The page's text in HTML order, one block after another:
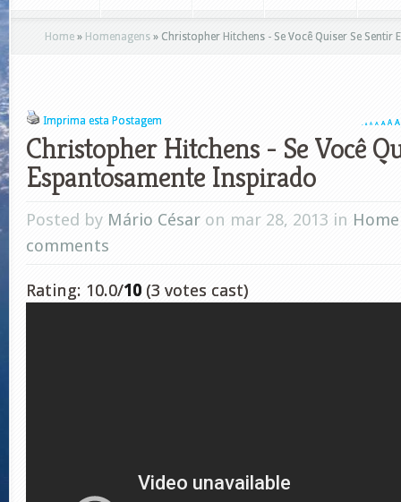
Home » Homenagens » Christopher Hitchens - Se Você Quiser Se
Imprima esta Postagem A A A A A A A
Christopher Hitchens - Se Você
Espantosamente Inspirado
Posted by Mário César on mar 28, 2013 in
comments
Rating: 10.0/10 (3 votes cast)